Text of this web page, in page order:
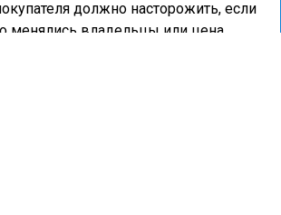
должно насторожить, если
менялись владельцы или цена